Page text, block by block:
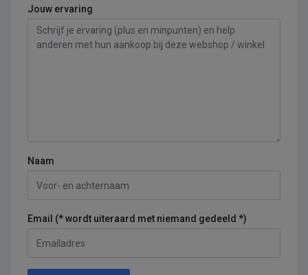
Jouw ervaring
Naam
Email (* wordt uiteraard met niemand gedeeld *)